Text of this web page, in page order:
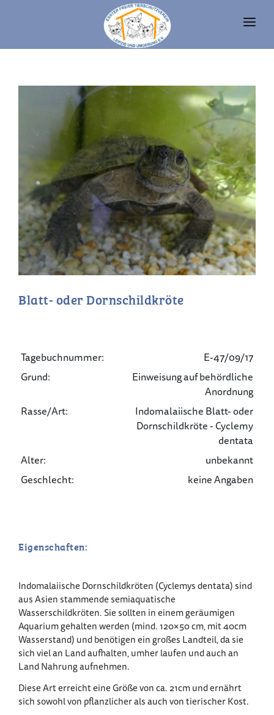
TIERHALTUNG UND RECHT
VEREIN
SPENDEN
Blatt- oder Dornschildkröte
Tagebuchnummer:
E-47/09/17
Grund:
Einweisung auf behördliche
Anordnung
Rasse/Art:
Indomalaiische Blatt- oder
Dornschildkröte - Cyclemy
dentata
Alter:
unbekannt
Geschlecht:
keine Angaben
Eigenschaften:
Indomalaiische Dornschildkröten (Cyclemys dentata) sind
aus Asien stammende semiaquatische
Wasserschildkröten. Sie sollten in einem geräumigen
Aquarium gehalten werden (mind. 120×50 cm, mit 40cm
Wasserstand) und benötigen ein großes Landteil, da sie
sich viel an Land aufhalten, umher laufen und auch an
Land Nahrung aufnehmen.
Diese Art erreicht eine Größe von ca. 21cm und ernährt
sich sowohl von pflanzlicher als auch von tierischer Kost.